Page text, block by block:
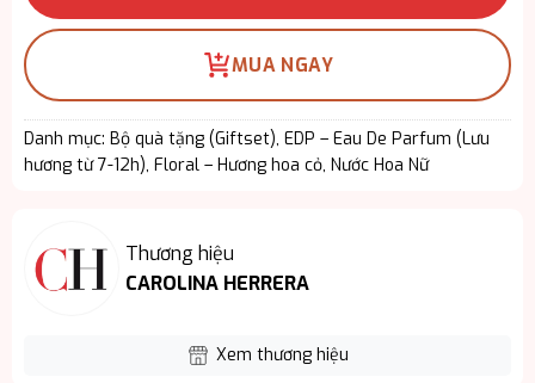
MUA NGAY
Danh mục: Bộ quà tặng (Giftset), EDP – Eau De Parfum (Lưu
hương từ 7-12h), Floral – Hương hoa cỏ, Nước Hoa Nữ
Thương hiệu
CAROLINA HERRERA
Xem thương hiệu